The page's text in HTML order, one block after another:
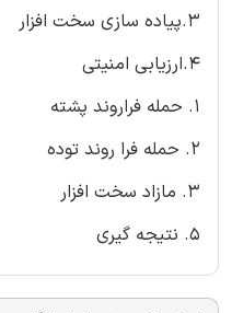
3.پیاده سازی سخت افزار
4.ارزیابی امنیتی
1. حمله فراروند پشته
2. حمله فرا روند توده
3. مازاد سخت افزار
5. نتیجه گیری